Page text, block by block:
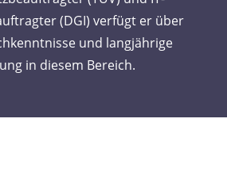
(DGI) verfügt er über
und langjährige
in diesem Bereich.